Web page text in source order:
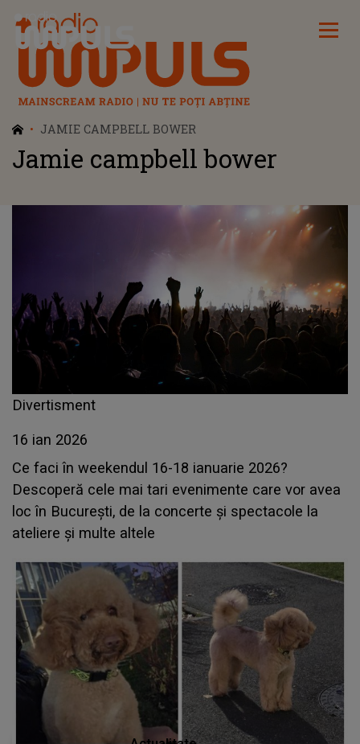
Radio Impuls
JAMIE CAMPBELL BOWER
Jamie campbell bower
Divertisment
16 ian 2026
Ce faci în weekendul 16-18 ianuarie 2026?
Descoperă cele mai tari evenimente care vor avea
loc în București, de la concerte și spectacole la
ateliere și multe altele